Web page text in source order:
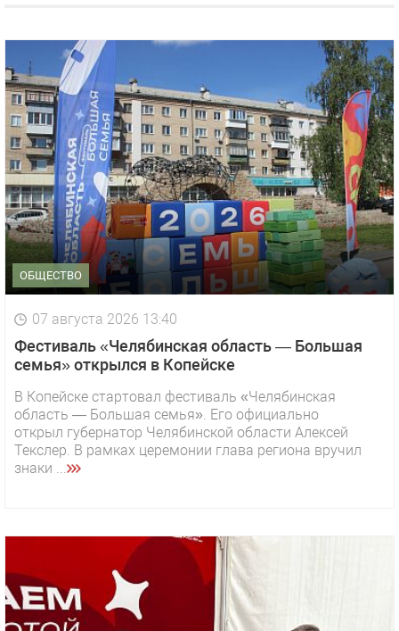
ОБЩЕСТВО
07 августа 2026 13:40
Фестиваль «Челябинская область — Большая
семья» открылся в Копейске
В Копейске стартовал фестиваль «Челябинская
область — Большая семья». Его официально
открыл губернатор Челябинской области Алексей
Текслер. В рамках церемонии глава региона вручил
знаки ...